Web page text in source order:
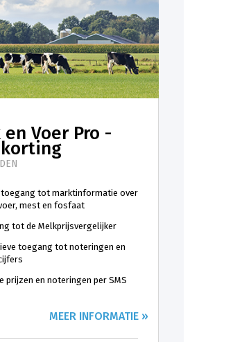
Voer Pro -
toegang tot marktinformatie over
mest en fosfaat
tot de Melkprijsvergelijker
toegang tot noteringen en
prijzen en noteringen per SMS
MEER INFORMATIE »